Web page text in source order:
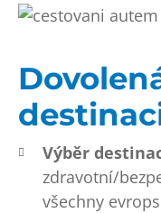
Výběr
zdravotní/
všechny